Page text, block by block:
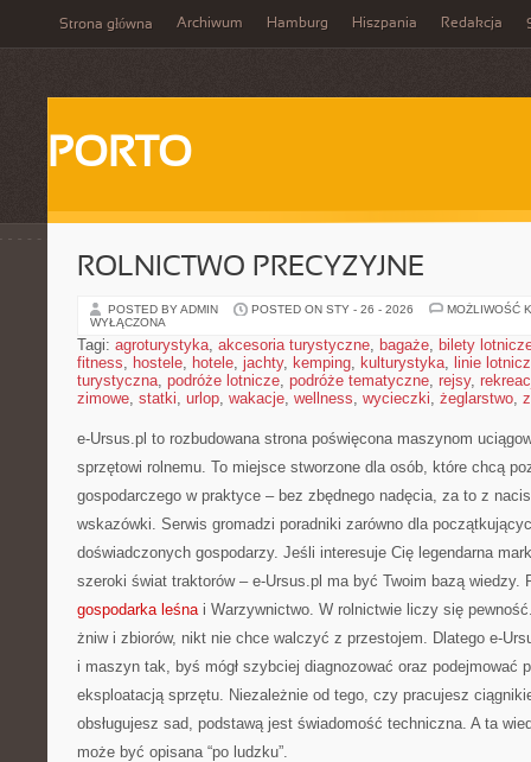
Strona główna Archiwum Hamburg Hiszpania Redakcja
PORTO
ROLNICTWO PRECYZYJNE
POSTED BY ADMIN POSTED ON STY - 26 - 2026
MOŻLIWOŚĆ
WYŁĄCZONA
Tagi: agroturystyka, akcesoria turystyczne, bagaże, bilety
fitness, hostele, hotele, jachty, kemping, kulturystyka, linie
turystyczna, podróże lotnicze, podróże tematyczne, rejsy,
zimowe, statki, urlop, wakacje, wellness, wycieczki, żeglarstwo,
e-Ursus.pl to rozbudowana strona poświęcona maszynom
sprzętowi rolnemu. To miejsce stworzone dla osób, które chcą
gospodarczego w praktyce – bez zbędnego nadęcia, za to z
wskazówki. Serwis gromadzi poradniki zarówno dla
doświadczonych gospodarzy. Jeśli interesuje Cię legendarna
szeroki świat traktorów – e-Ursus.pl ma być Twoim bazą wiedzy.
gospodarka leśnai Warzywnictwo. W rolnictwie liczy się
żniw i zbiorów, nikt nie chce walczyć z przestojem. Dlatego e-
i maszyn tak, byś mógł szybciej diagnozować oraz podejmować
eksploatacją sprzętu. Niezależnie od tego, czy pracujesz
obsługujesz sad, podstawą jest świadomość techniczna. A ta
może być opisana “po ludzku”.